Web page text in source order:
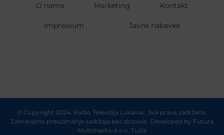
O nama Marketing Kontakt
Impressum Javne nabavke
© Copyright 2024. Radio Televizija Lukavac. Sva prava zadržana.
Zabranjeno preuzimanje sadržaja bez dozvole. Developed by Futura
Multimedia d.o.o. Tuzla